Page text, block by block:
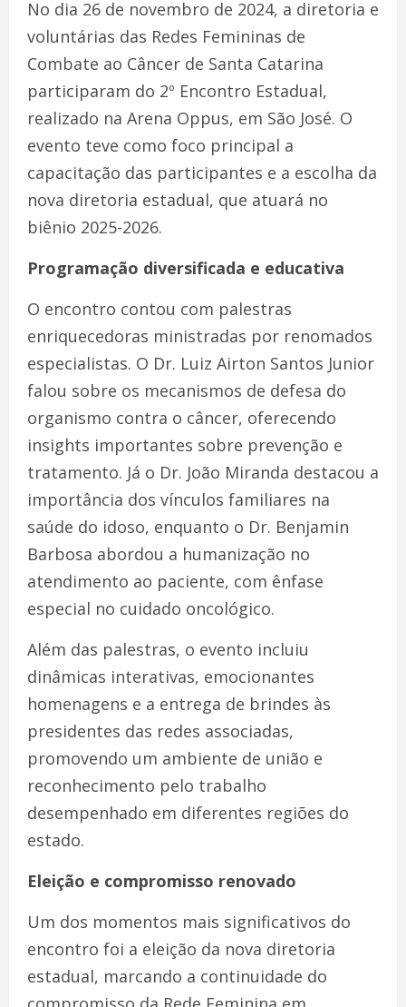
No dia 26 de novembro de 2024, a diretoria e
voluntárias das Redes Femininas de
Combate ao Câncer de Santa Catarina
participaram do 2º Encontro Estadual,
realizado na Arena Oppus, em São José. O
evento teve como foco principal a
capacitação das participantes e a escolha da
nova diretoria estadual, que atuará no
biênio 2025-2026.
Programação diversificada e educativa
O encontro contou com palestras
enriquecedoras ministradas por renomados
especialistas. O Dr. Luiz Airton Santos Junior
falou sobre os mecanismos de defesa do
organismo contra o câncer, oferecendo
insights importantes sobre prevenção e
tratamento. Já o Dr. João Miranda destacou a
importância dos vínculos familiares na
saúde do idoso, enquanto o Dr. Benjamin
Barbosa abordou a humanização no
atendimento ao paciente, com ênfase
especial no cuidado oncológico.
Além das palestras, o evento incluiu
dinâmicas interativas, emocionantes
homenagens e a entrega de brindes às
presidentes das redes associadas,
promovendo um ambiente de união e
reconhecimento pelo trabalho
desempenhado em diferentes regiões do
estado.
Eleição e compromisso renovado
Um dos momentos mais significativos do
encontro foi a eleição da nova diretoria
estadual, marcando a continuidade do